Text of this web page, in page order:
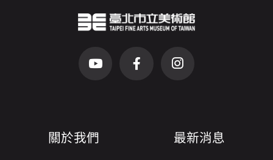
前往Youtube頻道(另開新視窗)
前往Facebook粉絲團(另開新視窗)
前往Instagram粉絲團(另
關於我們 最新消息